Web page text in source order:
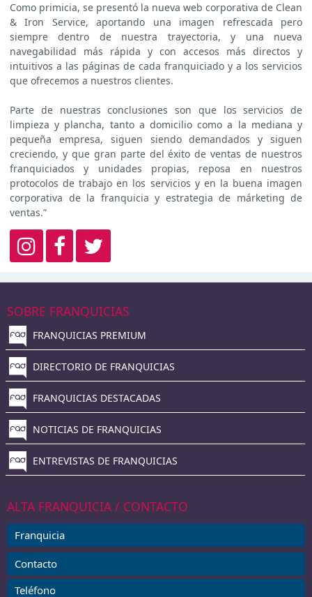
Como primicia, se presentó la nueva web corporativa de Clean
& Iron Service, aportando una imagen refrescada pero
siempre dentro de nuestra trayectoria, y una nueva
navegabilidad más rápida y con accesos más directos y
intuitivos a las páginas de cada franquiciado y a los servicios
que ofrecemos a nuestros clientes.
Parte de nuestras conclusiones son que los servicios de
limpieza y plancha, tanto a domicilio como a la mediana y
pequeña empresa, siguen siendo demandados y siguen
creciendo, y que gran parte del éxito de ventas de nuestros
franquiciados y unidades propias, reposa en nuestros
protocolos de trabajo en los servicios y en la buena imagen
corporativa de la franquicia y estrategia de márketing de
ventas.”
SOBRE FRANQUICIAS
FRANQUICIAS PREMIUM
DIRECTORIO DE FRANQUICIAS
FRANQUICIAS DESTACADAS
NOTICIAS DE FRANQUICIAS
ENTREVISTAS DE FRANQUICIAS
ALTA FRANQUICIA / CONTACTO